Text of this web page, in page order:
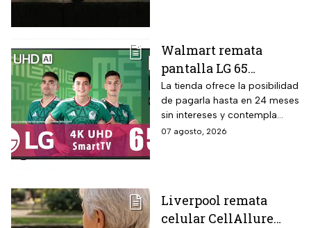
plataforma Google TV.
Walmart remata
pantalla LG 65
pulgadas UHD 4K con
funciones de
inteligencia artificial
ThinQ
La tienda ofrece la posibilidad
de pagarla hasta en 24 meses
sin intereses y contempla
devoluciones hasta 30 días
07 agosto, 2026
Liverpool remata
celular CellAllure